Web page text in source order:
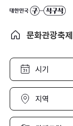
문화관광축제
시
선
택
지
선
택
카